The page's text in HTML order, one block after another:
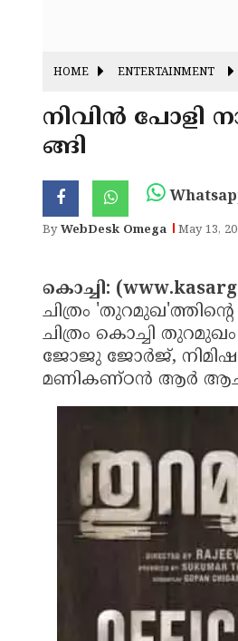
HOME ENTERTAINMENT
നിവിന്‍ പോളി
ങ്ങി
ByWebDesk Omega May 13,
കൊച്ചി:
ചിത്രം
ചിത്രം കൊച്ചി
ജോജു ജോര്‍ജ്,
മണികണ്ഠന്‍ ആര്‍